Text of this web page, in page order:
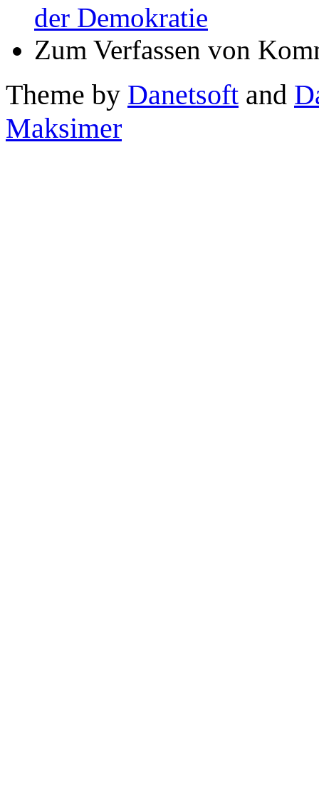
der Demokratie
Zum Verfassen von
Theme by Danetsoft and
Maksimer